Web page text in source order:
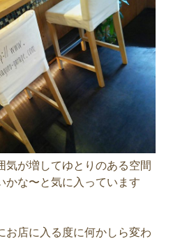
気が増してゆとりのある空間
かな〜と気に入っています
お店に入る度に何かしら変わ